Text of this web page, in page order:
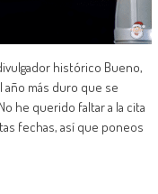
histórico Bueno,
año más duro que se
he querido faltar a la cita
fechas, así que poneos